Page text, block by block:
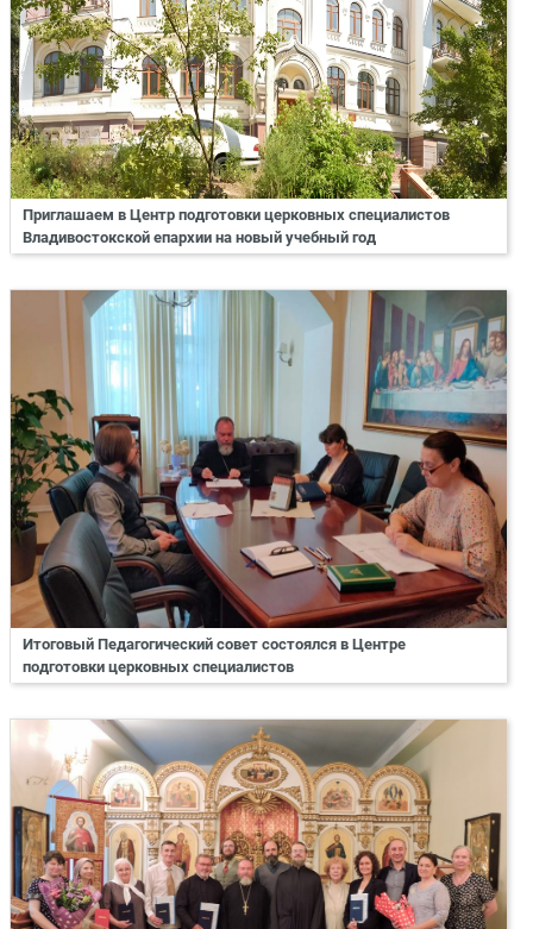
Приглашаем в Центр подготовки церковных специалистов
Владивостокской епархии на новый учебный год
Итоговый Педагогический совет состоялся в Центре
подготовки церковных специалистов